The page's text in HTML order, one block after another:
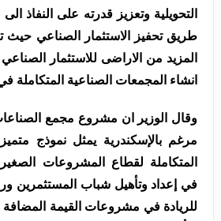
التحويلية وتعزيز قدرته على النفاذ
طريق تحفيز الاستثمار الصناعي حيث
المزيد من الاراضى للاستثمار
انشاء المجمعات الصناعية
وقال الوزير ان مشروع مجمع
مرغم بالإسكندرية يمثل نموذج
المتكاملة لقطاع المشروعات
في إعداد وتأهيل شباب المستثمرين
للريادة في مشروعات القيمة